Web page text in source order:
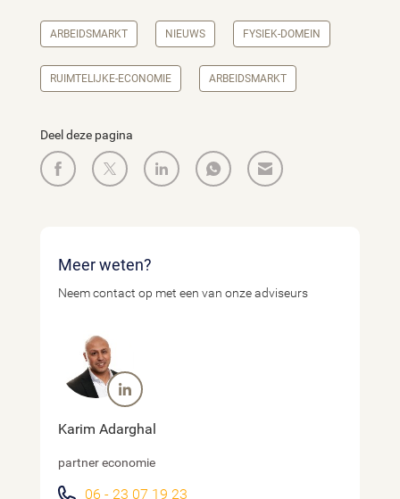
ARBEIDSMARKT NIEUWS FYSIEK-DOMEIN
RUIMTELIJKE-ECONOMIE ARBEIDSMARKT
Deel deze pagina
Meer weten?
Neem contact op met een van onze adviseurs
Karim Adarghal
partner economie
06 - 23 07 19 23